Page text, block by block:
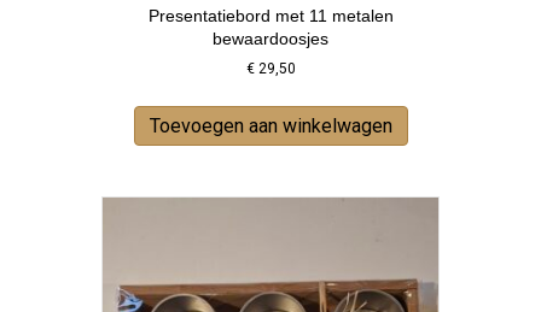
Presentatiebord met 11 metalen
bewaardoosjes
€29,50
Toevoegen aan winkelwagen